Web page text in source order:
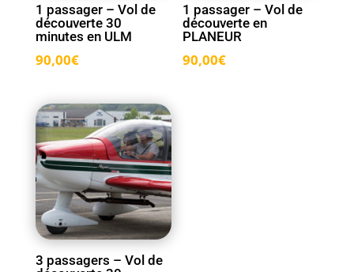
1 passager – Vol de
découverte 30
minutes en ULM
90,00€
1 passager – Vol de
découverte en
PLANEUR
90,00€
3 passagers – Vol de